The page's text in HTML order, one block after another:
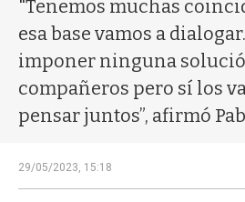
"Tenemos muchas
esa base vamos a
imponer ninguna
compañeros pero sí los
pensar juntos”, afirmó
29/05/2023, 15:18